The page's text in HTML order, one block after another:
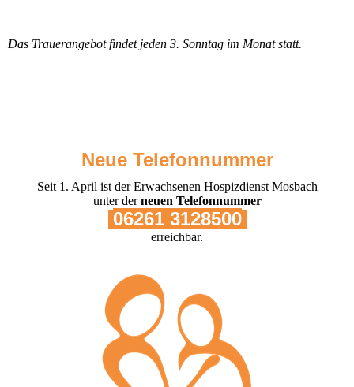
Das Trauerangebot findet jeden 3. Sonntag im Monat statt.
Neue Telefonnummer
Seit 1. April ist der Erwachsenen Hospizdienst Mosbach
unter derneuen Telefonnummer
06261 3128500
erreichbar.